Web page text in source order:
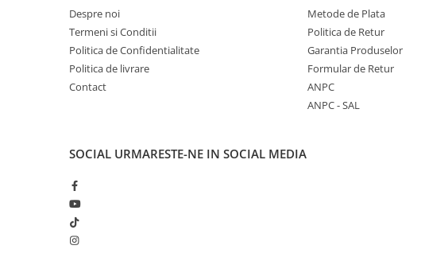
Organizare si Arhivare
Seturi birotica
Articole scolare
Ghiozdane si Penare scolare
Instrumente si Truse Geometrie
Seturi scolare
Despre noi
Termeni si Conditii
Politica de Confidentialitate
Politica de livrare
Contact
Metode de Plata
Politica de Retur
Garantia Produselor
Formular de Retur
ANPC
ANPC - SAL
SOCIAL URMARESTE-NE IN SOCIAL MEDIA